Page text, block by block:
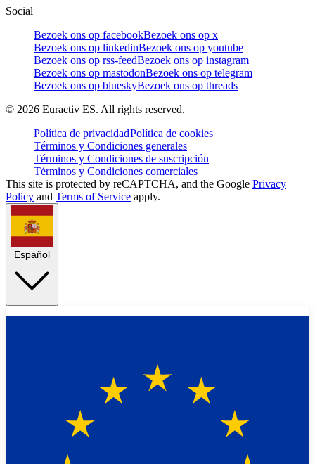
Social
Bezoek ons op facebookBezoek ons op x
Bezoek ons op linkedinBezoek ons op youtube
Bezoek ons op rss-feedBezoek ons op instagram
Bezoek ons op mastodonBezoek ons op telegram
Bezoek ons op blueskyBezoek ons op threads
© 2026 Euractiv ES. All rights reserved.
Política de privacidadPolítica de cookies
Términos y Condiciones generales
Términos y Condiciones de suscripción
Términos y Condiciones comerciales
This site is protected by reCAPTCHA, and the Google Privacy
Policy and Terms of Service apply.
Español